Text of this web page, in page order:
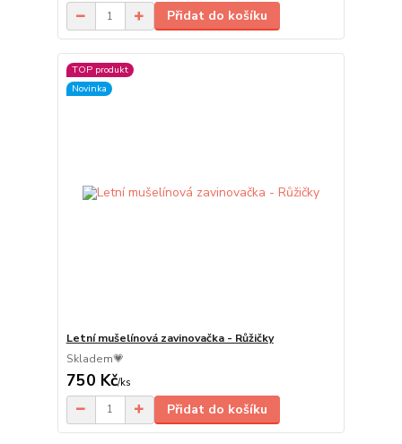
Přidat do košíku
TOP produkt
Novinka
Letní mušelínová zavinovačka - Růžičky
Skladem💗
750 Kč/ks
Přidat do košíku